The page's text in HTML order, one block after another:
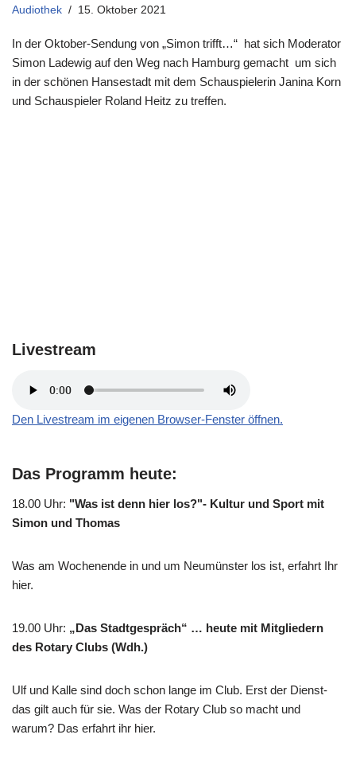
Audiothek 15. Oktober 2021
In der Oktober-Sendung von „Simon trifft…“ hat sich Moderator
Simon Ladewig auf den Weg nach Hamburg gemacht um sich
in der schönen Hansestadt mit dem Schauspielerin Janina Korn
und Schauspieler Roland Heitz zu treffen.
Livestream
Den Livestream im eigenen Browser-Fenster öffnen.
Das Programm heute:
18.00 Uhr: "Was ist denn hier los?"- Kultur und Sport mit
Simon und Thomas
Was am Wochenende in und um Neumünster los ist, erfahrt Ihr
hier.
19.00 Uhr: „Das Stadtgespräch“ … heute mit Mitgliedern
des Rotary Clubs (Wdh.)
Ulf und Kalle sind doch schon lange im Club. Erst der Dienst-
das gilt auch für sie. Was der Rotary Club so macht und
warum? Das erfahrt ihr hier.